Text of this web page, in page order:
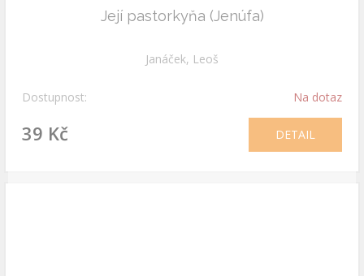
Její pastorkyňa (Jenúfa)
Janáček, Leoš
Dostupnost: Na dotaz
39 Kč DETAIL